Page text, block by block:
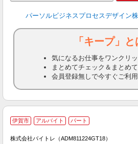
パーソルビジネスプロセスデザイン
「キープ」と
気になるお仕事をワンクリ
まとめてチェック＆まとめ
会員登録無しで今すぐご利
伊賀市 アルバイト パート
株式会社バイトレ（ADM811224GT18）